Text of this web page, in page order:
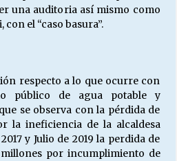
una auditoria así mismo como
el “caso basura”.
respecto a lo que ocurre con
público de agua potable y
se observa con la pérdida de
la ineficiencia de la alcaldesa
y Julio de 2019 la perdida de
millones por incumplimiento de